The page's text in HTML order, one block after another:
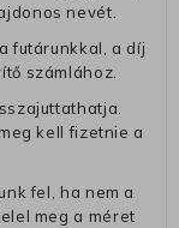
nevét.
futárunkkal, a díj
számlához.
kell fizetnie a
fel, ha nem a
meg a méret